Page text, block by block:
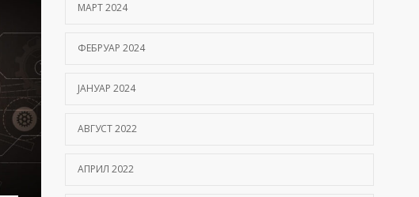
МАРТ 2024
ФЕБРУАР 2024
ЈАНУАР 2024
АВГУСТ 2022
АПРИЛ 2022